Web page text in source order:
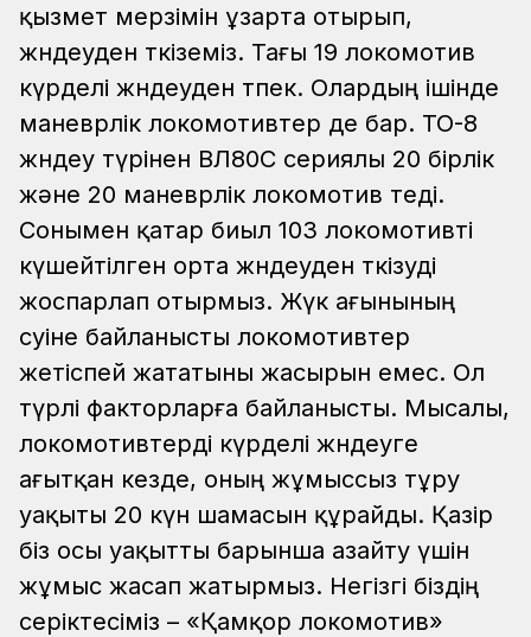
қызмет мерзімін ұзарта отырып,
жөндеуден өткіземіз. Тағы 19 локомотив
күрделі жөндеуден өтпек. Олардың ішінде
маневрлік локомотивтер де бар. ТО-8
жөндеу түрінен ВЛ80С сериялы 20 бірлік
және 20 маневрлік локомотив өтеді.
Сонымен қатар биыл 103 локомотивті
күшейтілген орта жөндеуден өткізуді
жоспарлап отырмыз. Жүк ағынының
өсуіне байланысты локомотивтер
жетіспей жататыны жасырын емес. Ол
түрлі факторларға байланысты. Мысалы,
локомотивтерді күрделі жөндеуге
ағытқан кезде, оның жұмыссыз тұру
уақыты 20 күн шамасын құрайды. Қазір
біз осы уақытты барынша азайту үшін
жұмыс жасап жатырмыз. Негізгі біздің
серіктесіміз – «Қамқор локомотив»